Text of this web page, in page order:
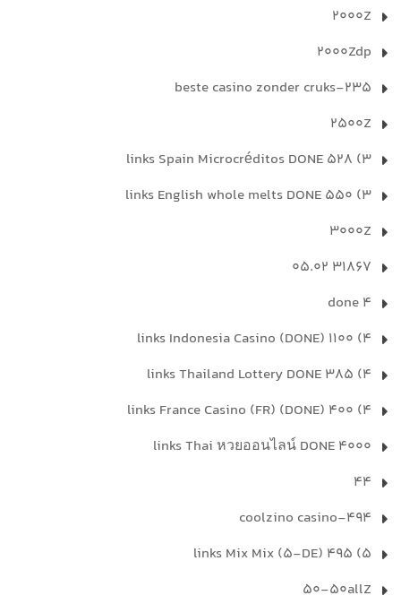
2000Z
2000Zdp
235-beste casino zonder cruks
2500Z
3) 528 links Spain Microcréditos DONE
3) 550 links English whole melts DONE
3000Z
31867 05.02
4 done
4) 1100 links Indonesia Casino (DONE)
4) 385 links Thailand Lottery DONE
4) 400 links France Casino (FR) (DONE)
4000 links Thai หวยออนไลน์ DONE
44
494-coolzino casino
5) 495 links Mix Mix (5-DE)
50-50allZ